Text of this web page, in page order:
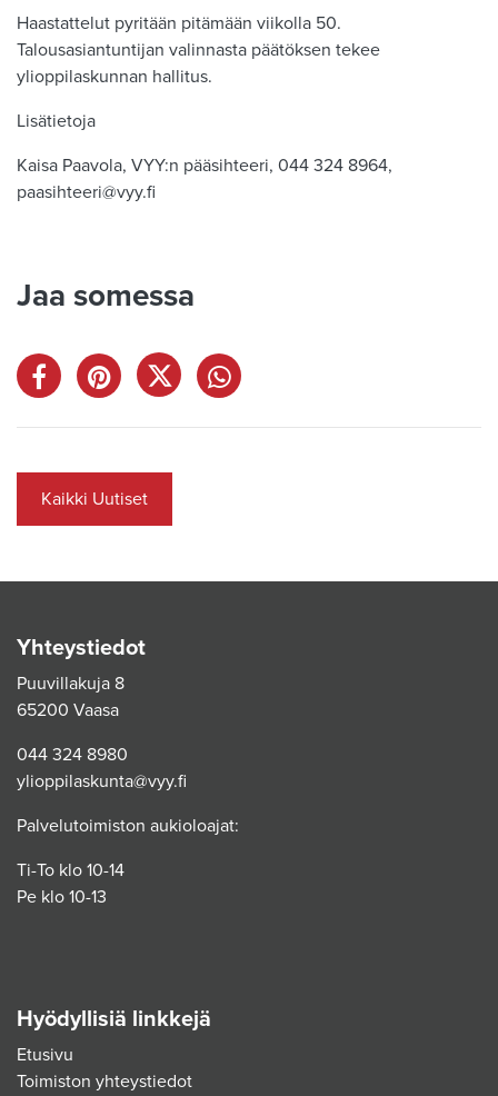
Haastattelut pyritään pitämään viikolla 50.
Talousasiantuntijan valinnasta päätöksen tekee
ylioppilaskunnan hallitus.
Lisätietoja
Kaisa Paavola, VYY:n pääsihteeri, 044 324 8964,
paasihteeri@vyy.fi
Jaa somessa
Kaikki Uutiset
Yhteystiedot
Puuvillakuja 8
65200 Vaasa
044 324 8980
ylioppilaskunta@vyy.fi
Palvelutoimiston aukioloajat:
Ti-To klo 10-14
Pe klo 10-13
Hyödyllisiä linkkejä
Etusivu
Toimiston yhteystiedot